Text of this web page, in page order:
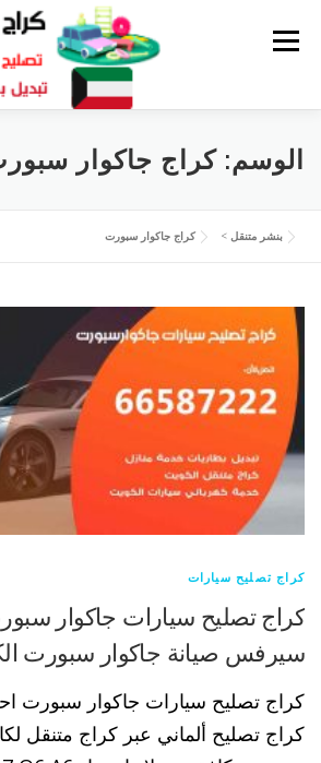
القائمة
بنشر الكويت كراج متنقلالوسم:كراج جاكوار
بنشر متنقل > كراج جاكوار سبورت
كراج تصليح سيارات
سيرفس صيانة جاكوار سبورت
كراج تصليح سيارات جاكوار سبورت
كراج تصليح ألماني عبر كراج متنقل